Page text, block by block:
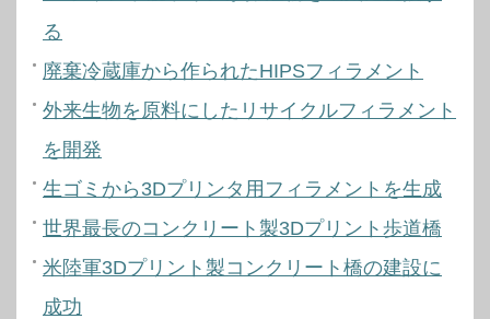
る
廃棄冷蔵庫から作られたHIPSフィラメント
外来生物を原料にしたリサイクルフィラメント
を開発
生ゴミから3Dプリンタ用フィラメントを生成
世界最長のコンクリート製3Dプリント歩道橋
米陸軍3Dプリント製コンクリート橋の建設に
成功